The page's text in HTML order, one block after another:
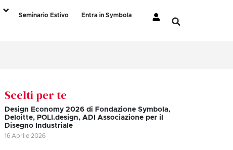
Seminario Estivo
Entra in Symbola
Scelti per te
Design Economy 2026 di Fondazione Symbola,
Deloitte, POLI.design, ADI Associazione per il
Disegno Industriale
16 Aprile 2026